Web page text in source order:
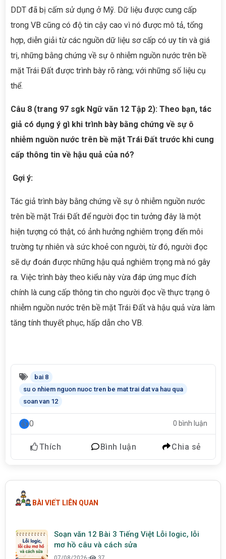
DDT đã bị cấm sử dụng ở Mỹ. Dữ liệu được cung cấp
trong VB cũng có độ tin cậy cao vì nó được mô tả, tổng
hợp, diễn giải từ các nguồn dữ liệu sơ cấp có uy tín và giá
trị, những bằng chứng về sự ô nhiễm nguồn nước trên bề
mặt Trái Đất được trình bày rõ ràng; với những số liệu cụ
thể.
Câu 8 (trang 97 sgk Ngữ văn 12 Tập 2): Theo bạn, tác
giả có dụng ý gì khi trình bày bằng chứng về sự ô
nhiễm nguồn nước trên bề mặt Trái Đất trước khi cung
cấp thông tin về hậu quả của nó?
Gợi ý:
Tác giả trình bày bằng chứng về sự ô nhiễm nguồn nước
trên bề mặt Trái Đất để người đọc tin tưởng đây là một
hiện tượng có thật, có ảnh hưởng nghiêm trọng đến môi
trường tự nhiên và sức khoẻ con người, từ đó, người đọc
sẽ dự đoán được những hậu quả nghiêm trọng mà nó gây
ra. Việc trình bày theo kiểu này vừa đáp ứng mục đích
chính là cung cấp thông tin cho người đọc về thực trạng ô
nhiễm nguồn nước trên bề mặt Trái Đất và hậu quả vừa làm
tăng tính thuyết phục, hấp dẫn cho VB.
bai 8
su o nhiem nguon nuoc tren be mat trai dat va hau qua
soan van 12
0 0 bình luận
Thích Bình luận Chia sẻ
BÀI VIẾT LIÊN QUAN
Soạn văn 12 Bài 3 Tiếng Việt Lỗi logic, lỗi
mơ hồ câu và cách sửa